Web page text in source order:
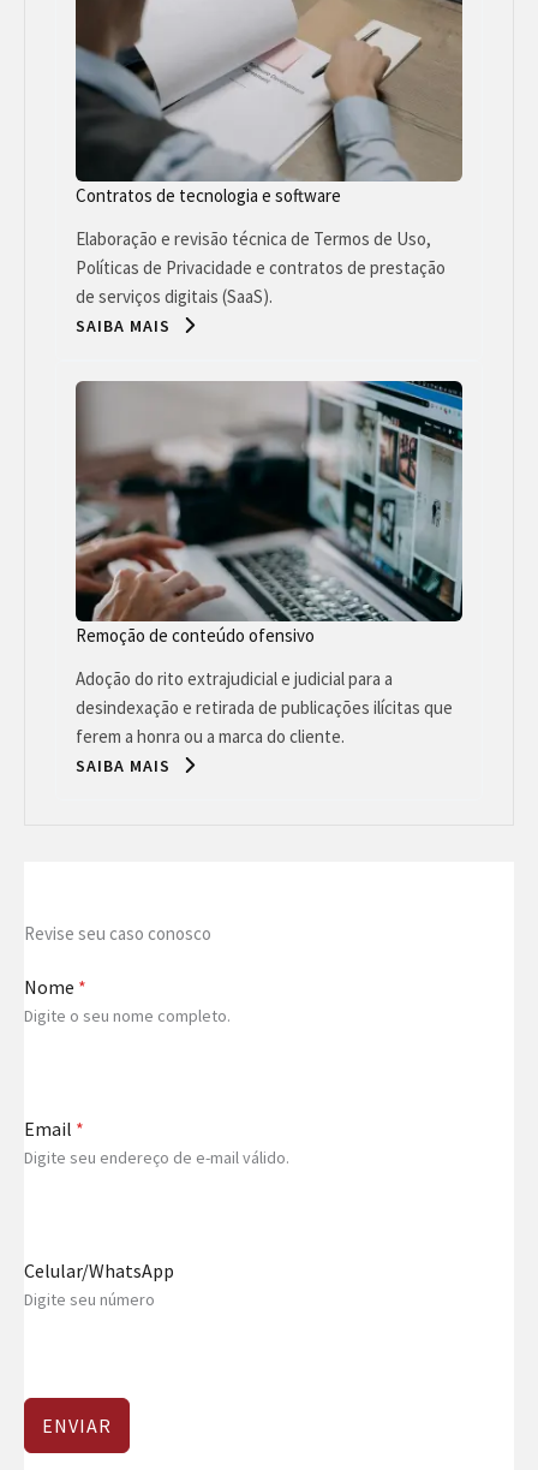
Contratos de tecnologia e software
Elaboração e revisão técnica de Termos de Uso,
Políticas de Privacidade e contratos de prestação
de serviços digitais (SaaS).
SAIBA MAIS
Remoção de conteúdo ofensivo
Adoção do rito extrajudicial e judicial para a
desindexação e retirada de publicações ilícitas que
ferem a honra ou a marca do cliente.
SAIBA MAIS
Revise seu caso conosco
Nome *
Digite o seu nome completo.
Email *
Digite seu endereço de e-mail válido.
Celular/WhatsApp
Digite seu número
ENVIAR